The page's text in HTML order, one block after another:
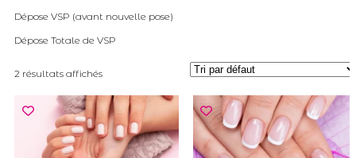
Dépose VSP (avant nouvelle pose)
Dépose Totale de VSP
2 résultats affichés